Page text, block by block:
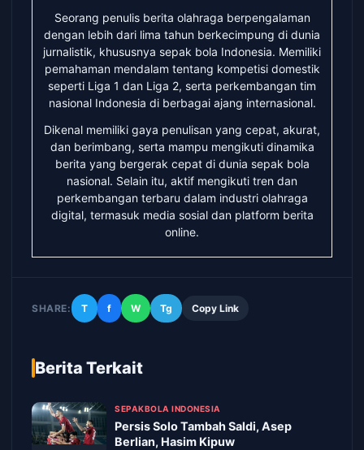
Seorang penulis berita olahraga berpengalaman
dengan lebih dari lima tahun berkecimpung di dunia
jurnalistik, khususnya sepak bola Indonesia. Memiliki
pemahaman mendalam tentang kompetisi domestik
seperti Liga 1 dan Liga 2, serta perkembangan tim
nasional Indonesia di berbagai ajang internasional.
Dikenal memiliki gaya penulisan yang cepat, akurat,
dan berimbang, serta mampu mengikuti dinamika
berita yang bergerak cepat di dunia sepak bola
nasional. Selain itu, aktif mengikuti tren dan
perkembangan terbaru dalam industri olahraga
digital, termasuk media sosial dan platform berita
online.
SHARE: T f W Tg Copy Link
Berita Terkait
SEPAKBOLA INDONESIA
Persis Solo Tambah Saldi, Asep
Berlian, Hasim Kipuw